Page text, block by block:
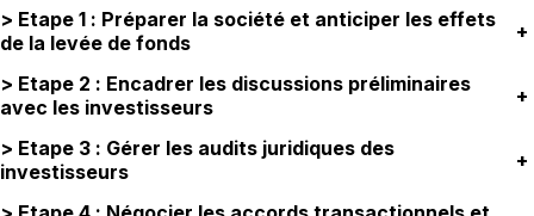
> Etape 1 : Préparer la société et anticiper les effets
de la levée de fonds
+
> Etape 2 : Encadrer les discussions préliminaires
avec les investisseurs
+
> Etape 3 : Gérer les audits juridiques des
investisseurs
+